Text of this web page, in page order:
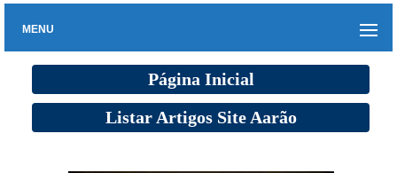
MENU
Página Inicial
Listar Artigos Site Aarão